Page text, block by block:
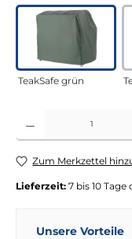
TeakSafe grün
Produkt Anzahl: Gib den
Zum Merkzettel
Lieferzeit: 7 bis 10
Unsere Vorteile